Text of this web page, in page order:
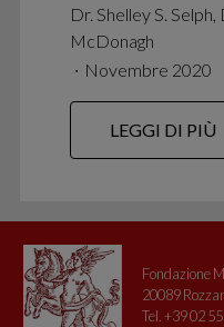
Dr. Shelley S. Selph,
McDonagh
∙ Novembre 2020
LEGGI DI PIÙ
Fondazione
20089
Tel. +39 02